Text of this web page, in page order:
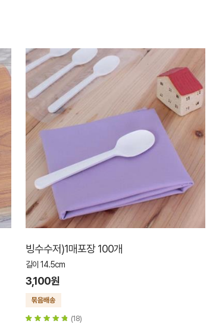
빙수수저)1매포장 100개
길이 14.5cm
3,100원
(18)